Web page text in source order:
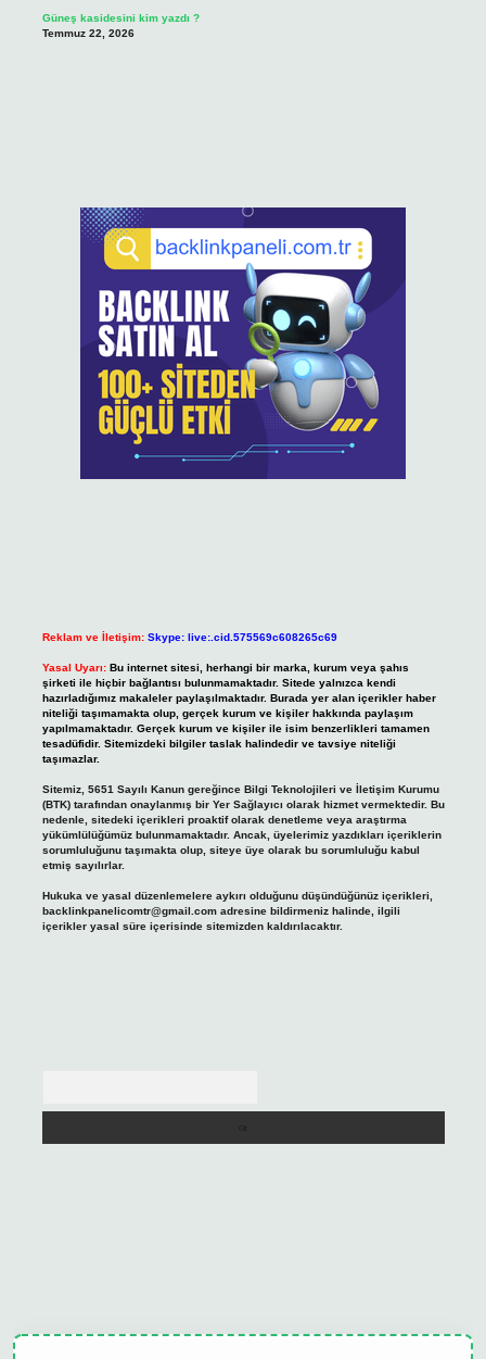
Güneş kasidesini kim yazdı ?
Temmuz 22, 2026
Reklam ve İletişim: Skype: live:.cid.575569c608265c69
Yasal Uyarı: Bu internet sitesi, herhangi bir marka, kurum veya şahıs
şirketi ile hiçbir bağlantısı bulunmamaktadır. Sitede yalnızca kendi
hazırladığımız makaleler paylaşılmaktadır. Burada yer alan içerikler haber
niteliği taşımamakta olup, gerçek kurum ve kişiler hakkında paylaşım
yapılmamaktadır. Gerçek kurum ve kişiler ile isim benzerlikleri tamamen
tesadüfidir. Sitemizdeki bilgiler taslak halindedir ve tavsiye niteliği
taşımazlar.
Sitemiz, 5651 Sayılı Kanun gereğince Bilgi Teknolojileri ve İletişim Kurumu
(BTK) tarafından onaylanmış bir Yer Sağlayıcı olarak hizmet vermektedir. Bu
nedenle, sitedeki içerikleri proaktif olarak denetleme veya araştırma
yükümlülüğümüz bulunmamaktadır. Ancak, üyelerimiz yazdıkları içeriklerin
sorumluluğunu taşımakta olup, siteye üye olarak bu sorumluluğu kabul
etmiş sayılırlar.
Hukuka ve yasal düzenlemelere aykırı olduğunu düşündüğünüz içerikleri,
backlinkpanelicomtr@gmail.comadresine bildirmeniz halinde, ilgili
içerikler yasal süre içerisinde sitemizden kaldırılacaktır.